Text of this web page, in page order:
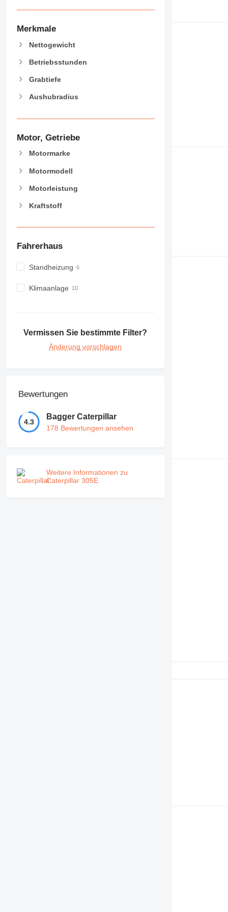
M312
M313
M313D
M315
M316
M325
MH
MH3022
NR
Merkmale
Nettogewicht
Betriebsstunden
Grabtiefe
Aushubradius
Motor, Getriebe
Motormarke
Motormodell
Motorleistung
Kraftstoff
Fahrerhaus
Standheizung
Klimaanlage
Vermissen Sie bestimmte Filter?
Änderung vorschlagen
Bewertungen
4.3
Bagger Caterpillar
178 Bewertungen ansehen
Weitere Informationen zu
Caterpillar 305E